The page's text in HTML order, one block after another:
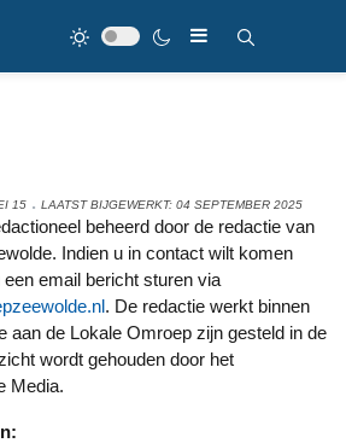
15 LAATST BIJGEWERKT: 04 SEPTEMBER 2025
Indien u in contact wilt komen
email bericht sturen via
. De redactie werkt binnen
aan de Lokale Omroep zijn gesteld in de
wordt gehouden door het
Media.